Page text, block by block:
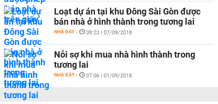
Loạt dự án tại khu Đông Sài Gòn được
bán nhà ở hình thành trong tương lai
NHÀ ĐẤT - 08:22 | 07/09/2018
Nỗi sợ khi mua nhà hình thành trong
tương lai
NHÀ ĐẤT - 07:06 | 01/09/2018